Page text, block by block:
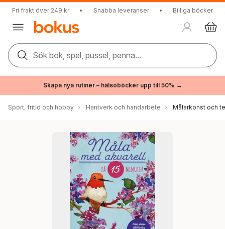
Fri frakt över 249 kr • Snabba leveranser • Billiga böcker
Sök bok, spel, pussel, penna...
Skapa nya rutiner – hälsoböcker upp till 50% →
Sport, fritid och hobby Hantverk och handarbete Målarkonst och